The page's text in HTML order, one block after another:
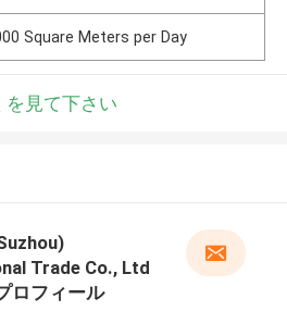
Square Meters per Day
を見て下さい
Trade Co., Ltd
ロフィール